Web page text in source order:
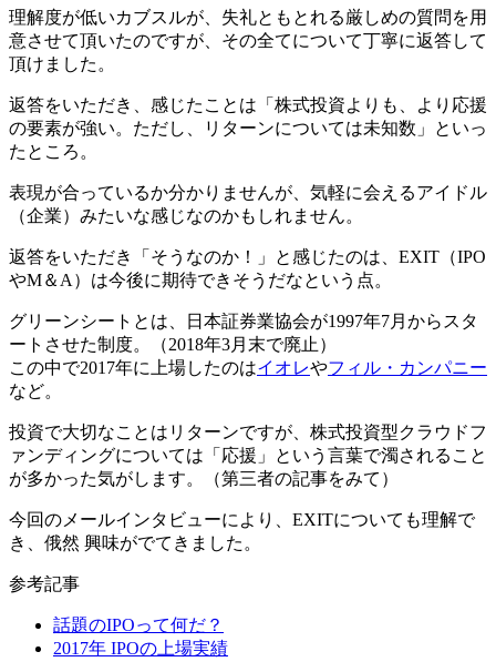
理解度が低いカブスルが、失礼ともとれる厳しめの質問を用
意させて頂いたのですが、その全てについて丁寧に返答して
頂けました。
返答をいただき、感じたことは 「株式投資よりも、より応援
の要素が強い。ただし、リターンについては未知数」
といっ
たところ。
表現が合っているか分かりませんが、気軽に会えるアイドル
（企業）みたいな感じなのかもしれません。
返答をいただき「そうなのか！」と感じたのは、 EXIT（IPO
やM＆A）は今後に期待できそう だなという点。
グリーンシートとは、日本証券業協会が1997年7月からスタ
ートさせた制度。
（2018年3月末で廃止）
この中で2017年に上場したのはイオレやフィル・カンパニー
など。
投資で大切なことはリターンですが、株式投資型クラウドフ
ァンディングについては「応援」という言葉で濁されること
が多かった気がします。
（第三者の記事をみて）
今回のメールインタビューにより、EXITについても理解で
き、俄然 興味がでてきました。
参考記事
話題のIPOって何だ？
2017年 IPOの上場実績